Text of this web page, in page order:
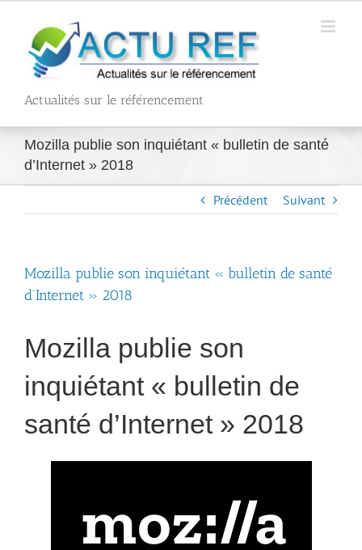
contenu
Actualités sur le référencement
Mozilla publie son inquiétant « bulletin de santé
d’Internet » 2018
Précédent Suivant
Mozilla publie son inquiétant « bulletin de santé
d’Internet » 2018
Mozilla publie son
inquiétant « bulletin de
santé d’Internet » 2018